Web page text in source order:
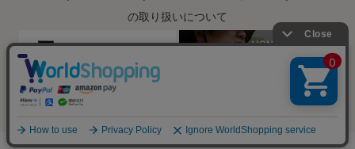
の取り扱いについて
Copyright © 2012-2024 Kaneichi Shoten Inc., ltd.. All RIGHTS RESERVED